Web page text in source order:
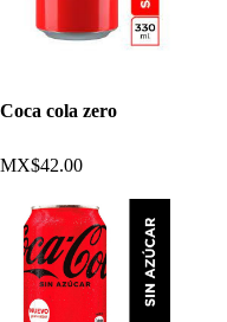
Coca cola zero
MX$42.00